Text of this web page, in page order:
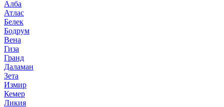
Алба
Атлас
Белек
Бодрум
Вена
Гиза
Гранд
Даламан
Зета
Измир
Кемер
Ликия